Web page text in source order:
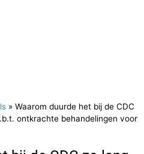
» Waarom duurde het bij de CDC
ontkrachte behandelingen voor